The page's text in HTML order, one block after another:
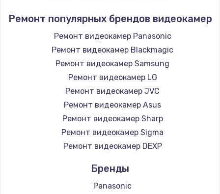
Ремонт популярных брендов видеокамер
Ремонт видеокамер Panasonic
Ремонт видеокамер Blackmagic
Ремонт видеокамер Samsung
Ремонт видеокамер LG
Ремонт видеокамер JVC
Ремонт видеокамер Asus
Ремонт видеокамер Sharp
Ремонт видеокамер Sigma
Ремонт видеокамер DEXP
Бренды
Panasonic